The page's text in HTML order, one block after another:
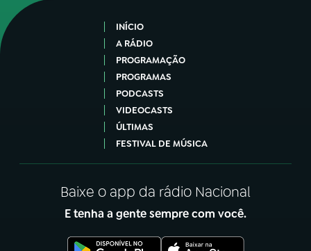
INÍCIO
A RÁDIO
PROGRAMAÇÃO
PROGRAMAS
PODCASTS
VIDEOCASTS
ÚLTIMAS
FESTIVAL DE MÚSICA
Baixe o app da rádio Nacional
E tenha a gente sempre com você.